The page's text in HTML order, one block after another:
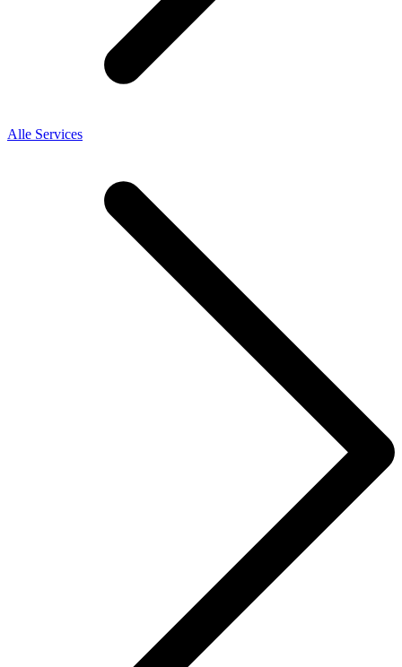
Alle Services